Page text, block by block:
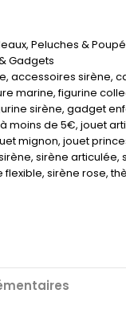
, Peluches &
Gadgets
, accessoires sirène,
marine,figurine
sirène, gadget
moins de 5€, jouet
mignon, jouet
, sirène articulée,
flexible, sirène rose,